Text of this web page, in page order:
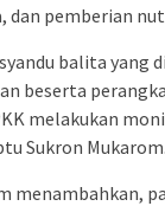
pemberian
balita yang
beserta
melakukan
Sukron Mukarom.
menambahkan,